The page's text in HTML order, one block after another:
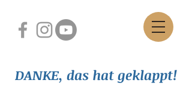
DANKE, das hat geklappt!